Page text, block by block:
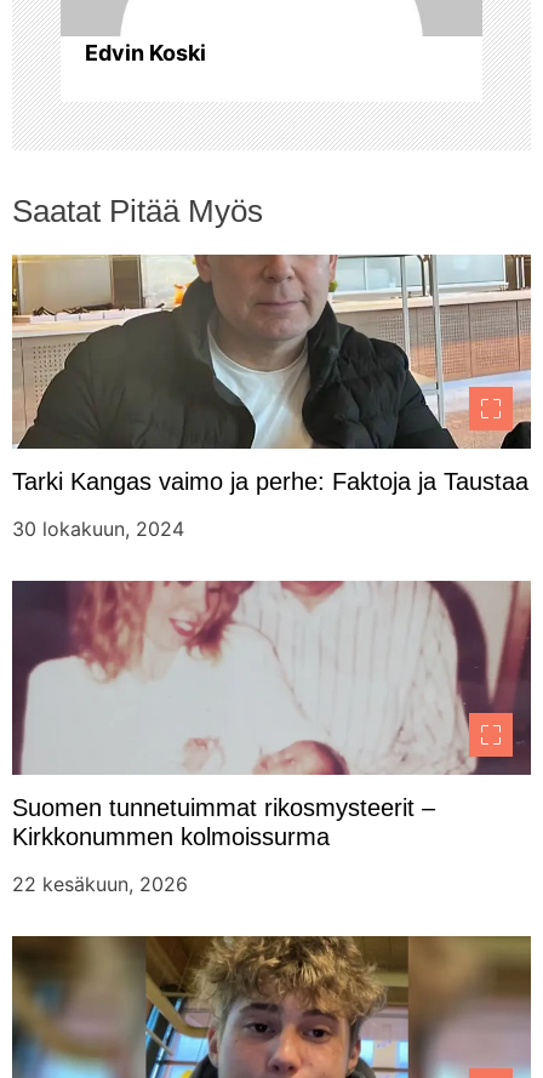
e
l
u
s
Edvin Koski
Saatat Pitää Myös
Tarki Kangas vaimo ja perhe: Faktoja ja Taustaa
30 lokakuun, 2024
Suomen tunnetuimmat rikosmysteerit –
Kirkkonummen kolmoissurma
22 kesäkuun, 2026